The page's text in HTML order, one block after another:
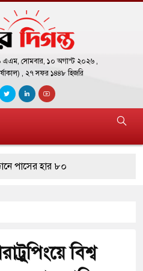
এএম, সোমবার, ১০ অগাস্ট ২০২৬ ,
, ২৭ সফর ১৪৪৮ হিজরি
পাসের হার ৮০
শতাংশ
শতাংশ
বিশ্ব